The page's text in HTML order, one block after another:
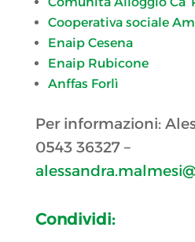
Cooperativa sociale
Enaip Cesena
Enaip Rubicone
Anffas Forlì
Per informazioni:
0543 36327 –
Condividi: